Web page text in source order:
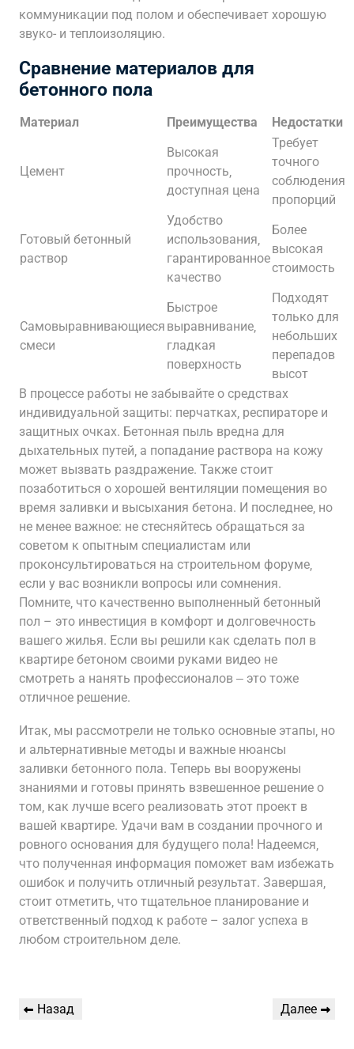
коммуникации под полом и обеспечивает хорошую
звуко- и теплоизоляцию.
Сравнение материалов для
бетонного пола
Материал Преимущества Недостатки
Цемент
Высокая
прочность‚
доступная цена
Требует
точного
соблюдения
пропорций
Готовый бетонный
раствор
Удобство
использования‚
гарантированное
качество
Более
высокая
стоимость
Самовыравнивающиеся
смеси
Быстрое
выравнивание‚
гладкая
поверхность
Подходят
только для
небольших
перепадов
высот
В процессе работы не забывайте о средствах
индивидуальной защиты: перчатках‚ респираторе и
защитных очках. Бетонная пыль вредна для
дыхательных путей‚ а попадание раствора на кожу
может вызвать раздражение. Также стоит
позаботиться о хорошей вентиляции помещения во
время заливки и высыхания бетона. И последнее‚ но
не менее важное: не стесняйтесь обращаться за
советом к опытным специалистам или
проконсультироваться на строительном форуме‚
если у вас возникли вопросы или сомнения.
Помните‚ что качественно выполненный бетонный
пол – это инвестиция в комфорт и долговечность
вашего жилья. Если вы решили как сделать пол в
квартире бетоном своими руками видео не
смотреть а нанять профессионалов ‒ это тоже
отличное решение.
Итак‚ мы рассмотрели не только основные этапы‚ но
и альтернативные методы и важные нюансы
заливки бетонного пола. Теперь вы вооружены
знаниями и готовы принять взвешенное решение о
том‚ как лучше всего реализовать этот проект в
вашей квартире. Удачи вам в создании прочного и
ровного основания для будущего пола! Надеемся‚
что полученная информация поможет вам избежать
ошибок и получить отличный результат. Завершая‚
стоит отметить‚ что тщательное планирование и
ответственный подход к работе – залог успеха в
любом строительном деле.
Навигация
Предыдущая
Назад
Следующая
Далее